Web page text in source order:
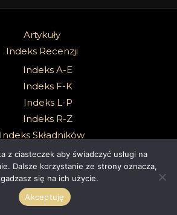
Artykuły
Indeks Recenzji
Indeks A-E
Indeks F-K
Indeks L-P
Indeks R-Z
Indeks Składników
O mnie
Kontakt
perfumerie
z ciasteczek aby świadczyć usługi na
Dalsze korzystanie ze strony oznacza,
się na ich użycie.
Akceptuję